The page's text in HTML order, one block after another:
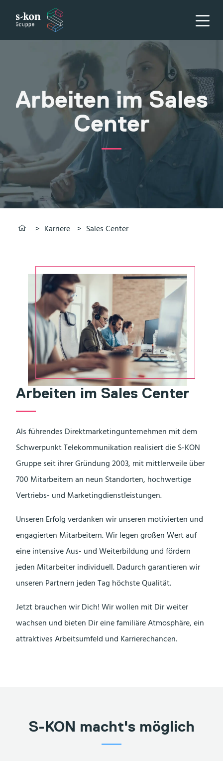
Arbeiten im Sales
Center
skon.de - Startseite
Karriere Sales Center
Arbeiten im Sales Center
Als führendes Direktmarketingunternehmen mit dem
Schwerpunkt Telekommunikation realisiert die S-KON
Gruppe seit ihrer Gründung 2003, mit mittlerweile über
700 Mitarbeitern an neun Standorten, hochwertige
Vertriebs- und Marketingdienstleistungen.
Unseren Erfolg verdanken wir unseren motivierten und
engagierten Mitarbeitern. Wir legen großen Wert auf
eine intensive Aus- und Weiterbildung und fördern
jeden Mitarbeiter individuell. Dadurch garantieren wir
unseren Partnern jeden Tag höchste Qualität.
Jetzt brauchen wir Dich! Wir wollen mit Dir weiter
wachsen und bieten Dir eine familiäre Atmosphäre, ein
attraktives Arbeitsumfeld und Karrierechancen.
S-KON macht's möglich